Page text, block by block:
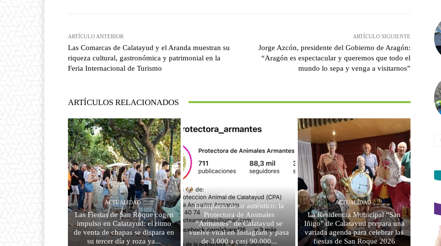
ARTÍCULO ANTERIOR
Las Comarcas de Calatayud y el Aranda muestran su
riqueza cultural, gastronómica y patrimonial en la
Feria Internacional de Turismo
ARTÍCULO SIGUIENTE
Jorge Azcón, presidente del Gobierno de Aragón:
“Aragón es espectacular y queremos que todo el
mundo lo sepa y venga a visitarnos”
ARTÍCULOS RELACIONADOS
ACTUALIDAD
Las Fiestas de San Roque cogen
impulso en Calatayud: el ritmo
de venta de chapas se dispara en
su tercer día y roza ya...
ACTUALIDAD
El impacto de lo auténtico: la
Protectora de Animales
“Armantes” de Calatayud se
vuelve viral en Instagram y pasa
de 3.000 a casi 90.000...
ACTUALIDAD
La Residencia Municipal “San
Iñigo” de Calatayud prepara una
variada agenda para celebrar las
fiestas de San Roque 2026